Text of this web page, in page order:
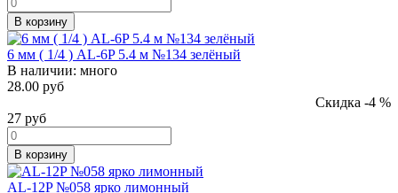
В корзину
6 мм ( 1/4 ) AL-6P 5.4 м №134 зелёный
В наличии: много
28.00 руб
Скидка -4 %
27 руб
В корзину
AL-12P №058 ярко лимонный